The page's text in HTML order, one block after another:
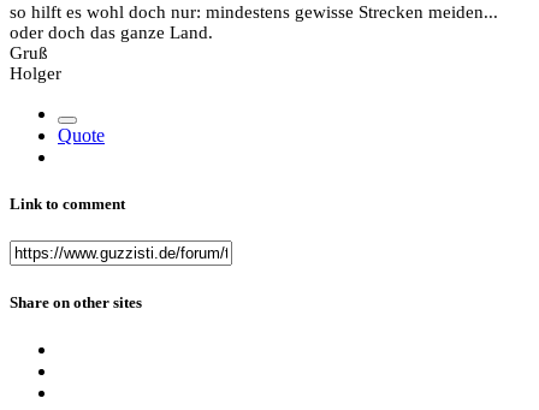
so hilft es wohl doch nur: mindestens gewisse Strecken meiden...
oder doch das ganze Land.
Gruß
Holger
Quote
Link to comment
Share on other sites